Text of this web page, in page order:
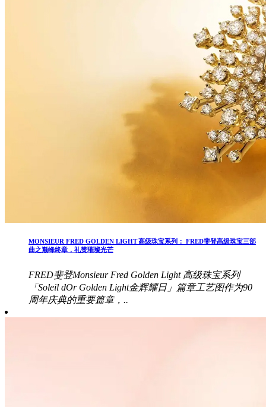
MONSIEUR FRED GOLDEN LIGHT 高级珠宝系列： FRED斐登高级珠宝三部
曲之巅峰终章，礼赞璀璨光芒
FRED斐登Monsieur Fred Golden Light 高级珠宝系列
「Soleil dOr Golden Light金辉耀日」篇章工艺图作为90
周年庆典的重要篇章，..